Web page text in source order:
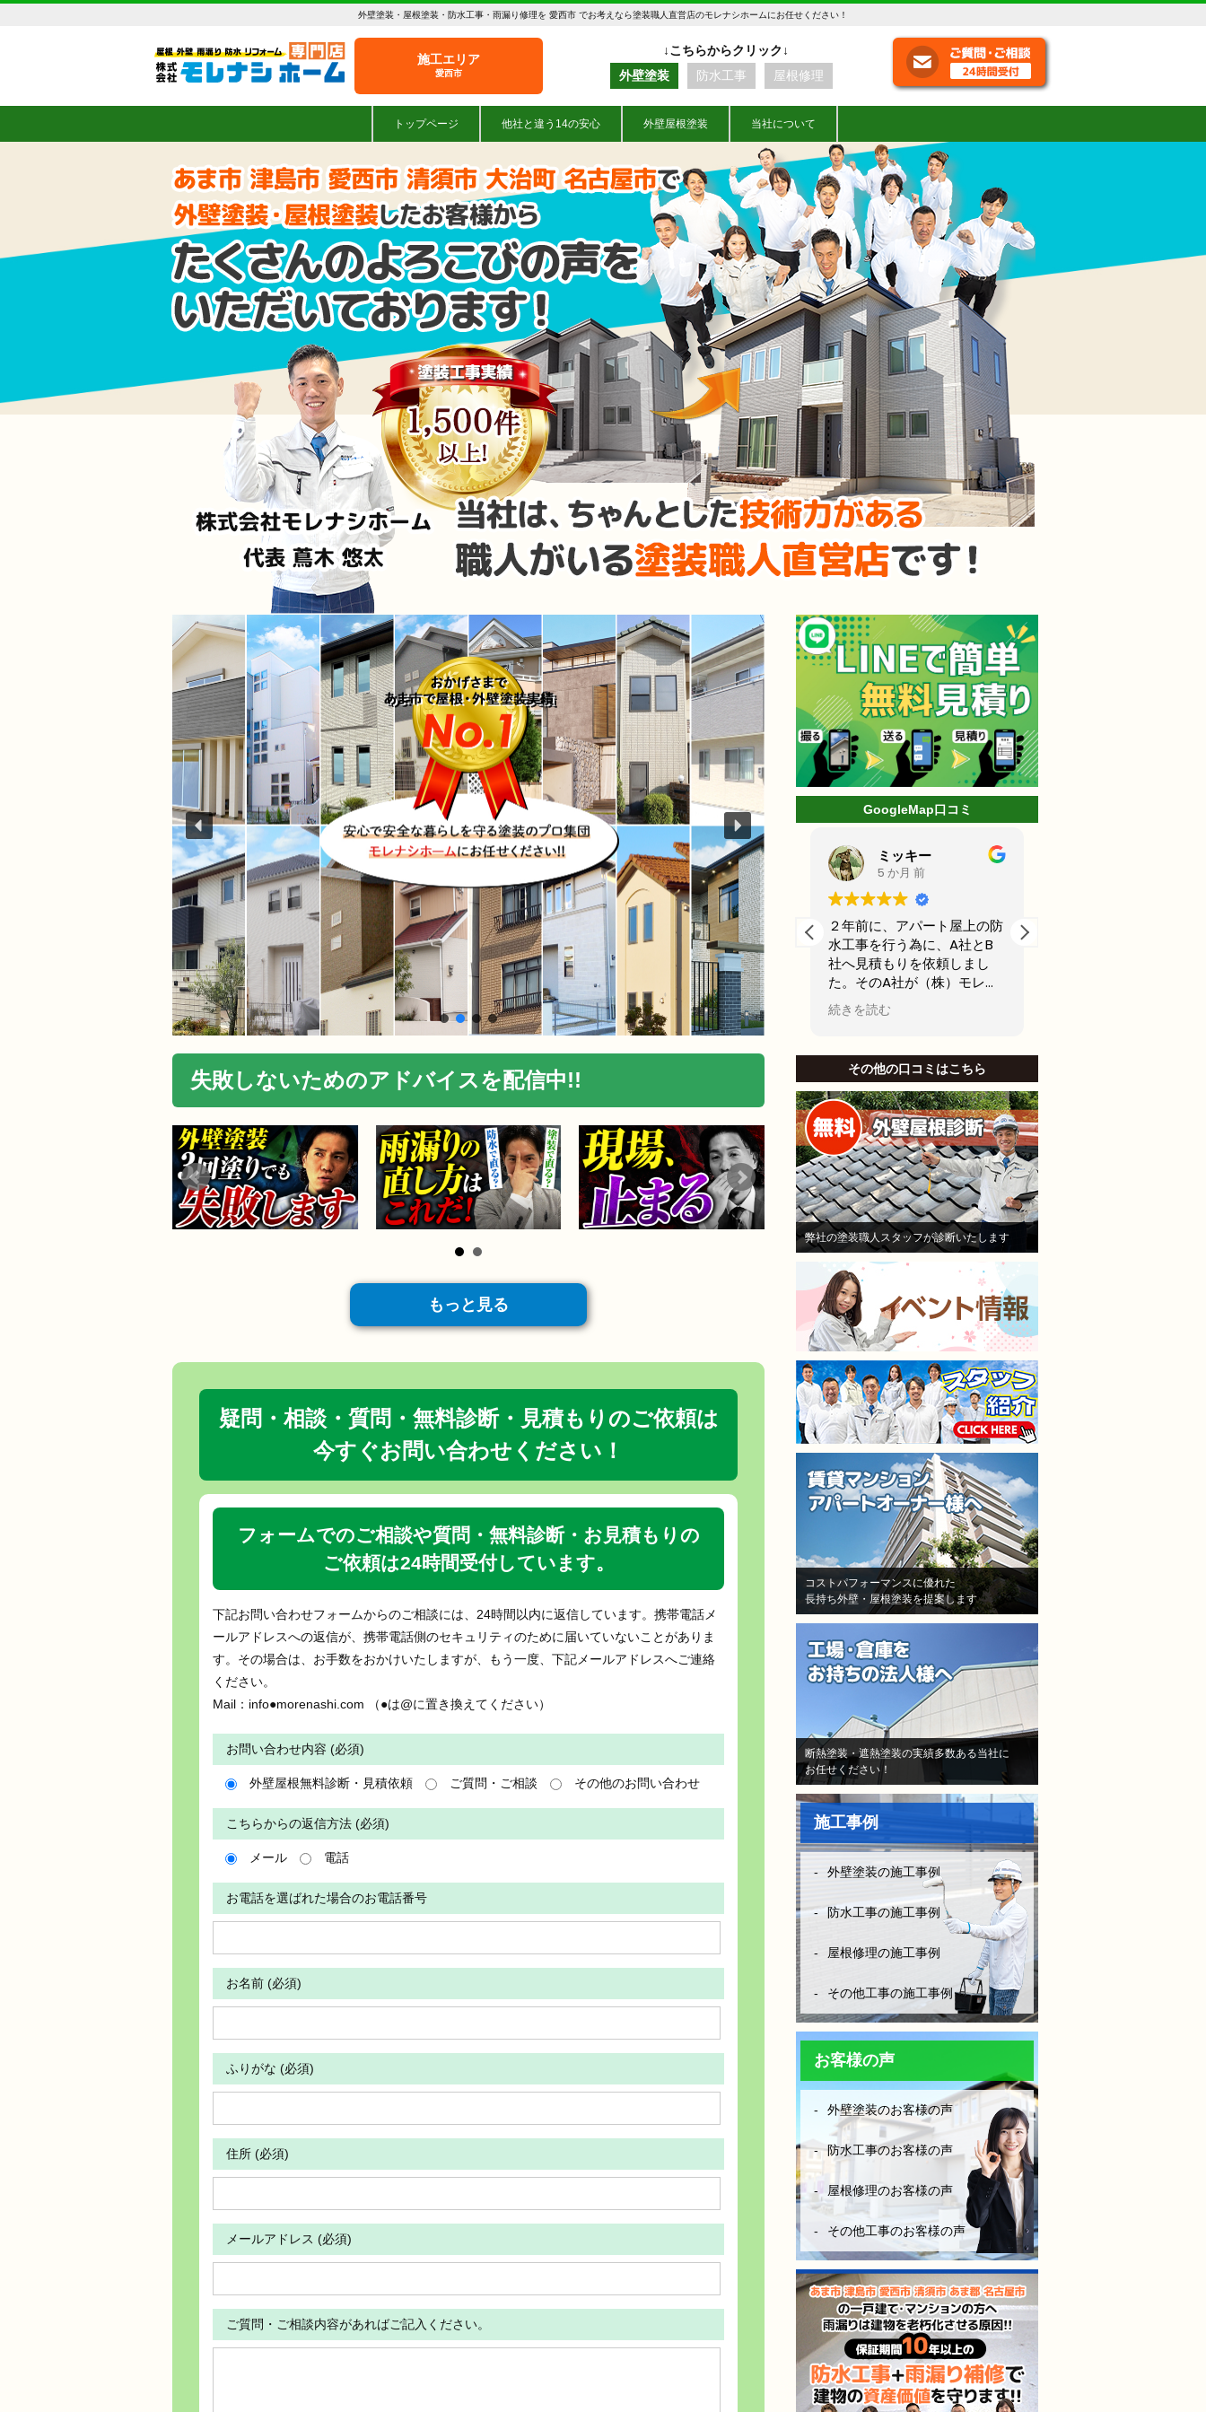
外壁塗装・屋根塗装・防水工事・雨漏り修理を 愛西市 でお考えなら塗装職人直営店のモレナシホームにお任せください！
施工エリア
愛西市 外壁塗装 防水工事 屋根修理
トップページ 他社と違う14の安心 外壁屋根塗装 当社について
失敗しないためのアドバイスを配信中!!
もっと見る
疑問・相談・質問・無料診断・見積もりのご依頼は
今すぐお問い合わせください！
フォームでのご相談や質問・無料診断・お見積もりの
ご依頼は24時間受付しています。
下記お問い合わせフォームからのご相談には、24時間以内に返信しています。携帯電話メ
ールアドレスへの返信が、携帯電話側のセキュリティのために届いていないことがありま
す。その場合は、お手数をおかけいたしますが、もう一度、下記メールアドレスへご連絡
ください。
Mail：info●morenashi.com （●は@に置き換えてください）
お問い合わせ内容 (必須)
外壁屋根無料診断・見積依頼 ご質問・ご相談 その他のお問い合わせ
こちらからの返信方法 (必須)
メール 電話
お電話を選ばれた場合のお電話番号
お名前 (必須)
ふりがな (必須)
住所 (必須)
メールアドレス (必須)
ご質問・ご相談内容があればご記入ください。
GoogleMap口コミ
aki -t
4 か月 前
外壁塗装をお願いしました。
​稲沢市内の自宅も築24年が経
過し、汚れやひび割れなど流
石に外壁の補修をしないとい
けないと考えていたところ、
地元業者から評判の良いこち
らにご相談しました。
​見積り前の調査では、バルコ
い」とはっきり提案してくだ
さいました。
家の状態に合わせた的確なア
ドバイスをいただけたこと
が、大きな安心感と決め手に
なりました。
箇所も新築のように綺麗にな
モレナシホームさんにお願い
して本当に良かったです。あ
りがとうございました。
続きを読む
ミッキー
5 か月 前
２年前に、アパート屋上の防
水工事を行う為に、A社とB
社へ見積もりを依頼しまし
た。そのA社が（株）モレナ
シホームさんでした。
当初私は、水漏れがないのな
B社を選び防水工事，施工を
お願いしました。Ｂしかし、
半年も立たないうちに、沢山
の亀裂がはいり、業者に連絡
して、その後補修工事をし、
さらに3ヶ月後に賃貸で貸し
ていたお部屋に水漏れを起こ
し、住人さんにご迷惑をおか
けして、その後退所され、お
部屋は、全部屋水漏れ！大損
害！即業者に連絡して、原因
を追求すべく様依頼！
施工担当者3人が調査に来
て、結果原因が施工不良と認
めた！しかし、「安いから、
防水が薄くなった！」「鳥が
突っついたりする亀裂だ！」
とか色々訳分からないいい訳
をしてきました。
結局自分達の施工不良を認め
たにも関わらず、保証はな
し！一年も経ってないのに、
水漏れ！ありえない！怒り
しかありませんでした
その後A社の（株）モレナシ
ホームさんへ再度見積もりを
依頼！
状況を説明し、凄く親身に相
談にのって頂き、今度こそは
と信用して（株）モレナシホ
ームさんで再度防水工事、施
工をお願いしました。
当初はB社のトラウマで不安
しかなかったけど、（株）モ
レナシホームさんはとにかく
納得いく丁寧な説明や、時間
を費やしてくださり、また報
告書や日程など、仕事がきち
んとされていて、本当に安心
して、お任せできました。B
社とは全く比べものになりま
せん。
お客様に対してしっかり寄り
添い向き合って頂き、その日
の施工状況をLINEの写メにて
確認ができたりと、徹底した
管理とお客様の配慮等連携さ
れ凄く安心できました。
防水工事は決して安ければい
い！はダメです。水漏れをし
ては意味がない！やはりそれ
なりにお金はかかりますが、
長い年月を考えたら、妥当な
金額です。やはり、安心と信
頼あるきちんとした業者を選
ぶ事は大切だなーとこの度凄
（株）モレナシホームさんに
防水工事お願いして本当に良
かったと思います。
今後も点検やメンテナンス等
お世話になりますが、宜しく
お願いします。
防水工事、施工完工し、やっ
と、ホッとできました。
感謝しかないです。
本当にありがとうございまし
続きを読む
その他の口コミはこちら
弊社の塗装職人スタッフが診断いたします
コストパフォーマンスに優れた
長持ち外壁・屋根塗装を提案します
断熱塗装・遮熱塗装の実績多数ある当社に
お任せください！
施工事例
外壁塗装の施工事例
防水工事の施工事例
屋根修理の施工事例
その他工事の施工事例
お客様の声
外壁塗装のお客様の声
防水工事のお客様の声
屋根修理のお客様の声
その他工事のお客様の声